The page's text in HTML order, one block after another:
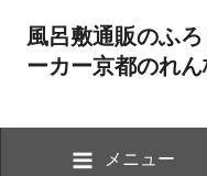
風呂敷通販のふ
ーカー京都のれ
メニュー